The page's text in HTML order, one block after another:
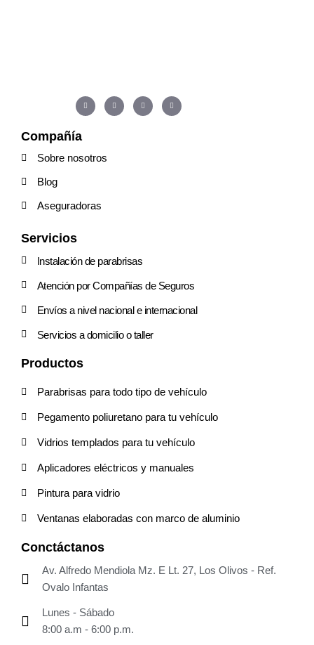
Compañía
Sobre nosotros
Blog
Aseguradoras
Servicios
Instalación de parabrisas
Atención por Compañías de Seguros
Envíos a nivel nacional e internacional
Servicios a domicilio o taller
Productos
Parabrisas para todo tipo de vehículo
Pegamento poliuretano para tu vehículo
Vidrios templados para tu vehículo
Aplicadores eléctricos y manuales
Pintura para vidrio
Ventanas elaboradas con marco de aluminio
Conctáctanos
Av. Alfredo Mendiola Mz. E Lt. 27, Los Olivos - Ref.
Ovalo Infantas
Lunes - Sábado
8:00 a.m - 6:00 p.m.